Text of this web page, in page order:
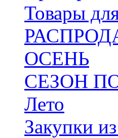
Товары
ОСЕНЬ
СЕЗОН
Лето
Закупки